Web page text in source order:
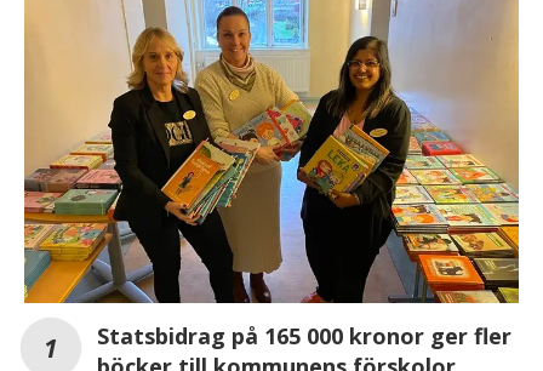
Statsbidrag på 165 000 kronor ger fler